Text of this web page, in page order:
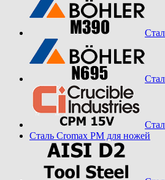
Сталь Cromax PM для ножей